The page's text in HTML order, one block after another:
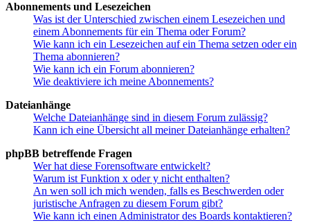
Abonnements und Lesezeichen
Was ist der Unterschied zwischen einem Lesezeichen und
einem Abonnements für ein Thema oder Forum?
Wie kann ich ein Lesezeichen auf ein Thema setzen oder ein
Thema abonnieren?
Wie kann ich ein Forum abonnieren?
Wie deaktiviere ich meine Abonnements?
Dateianhänge
Welche Dateianhänge sind in diesem Forum zulässig?
Kann ich eine Übersicht all meiner Dateianhänge erhalten?
phpBB betreffende Fragen
Wer hat diese Forensoftware entwickelt?
Warum ist Funktion x oder y nicht enthalten?
An wen soll ich mich wenden, falls es Beschwerden oder
juristische Anfragen zu diesem Forum gibt?
Wie kann ich einen Administrator des Boards kontaktieren?